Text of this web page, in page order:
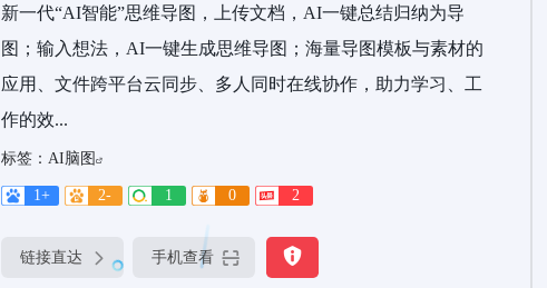
新一代“AI智能”思维导图，上传文档，AI一键总结归纳为导
图；输入想法，AI一键生成思维导图；海量导图模板与素材的
应用、文件跨平台云同步、多人同时在线协作，助力学习、工
作的效...
标签： AI脑图
1+ 2- 1 0 2
链接直达 手机查看